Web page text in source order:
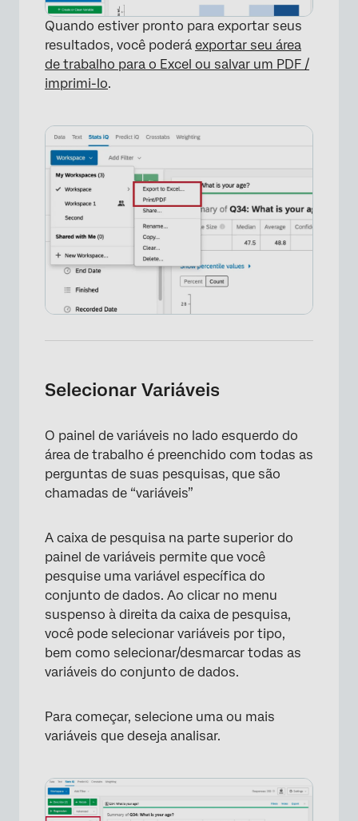
×
Quando estiver pronto para exportar seus
resultados, você poderá exportar seu área
de trabalho para o Excel ou salvar um PDF /
imprimi-lo.
Selecionar Variáveis
O painel de variáveis no lado esquerdo do
área de trabalho é preenchido com todas as
perguntas de suas pesquisas, que são
chamadas de “variáveis”
A caixa de pesquisa na parte superior do
painel de variáveis permite que você
pesquise uma variável específica do
conjunto de dados. Ao clicar no menu
suspenso à direita da caixa de pesquisa,
você pode selecionar variáveis por tipo,
bem como selecionar/desmarcar todas as
variáveis do conjunto de dados.
Para começar, selecione uma ou mais
variáveis que deseja analisar.